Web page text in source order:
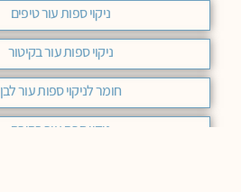
ניקוי ספות עור טיפים
ניקוי ספות עור בקיטור
חומר לניקוי ספות עור לבן
ניקוי ספת עור בהירה